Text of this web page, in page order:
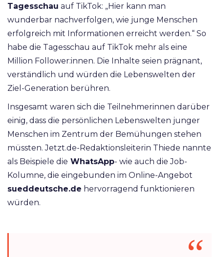
Tagesschau auf TikTok: „Hier kann man
wunderbar nachverfolgen, wie junge Menschen
erfolgreich mit Informationen erreicht werden.“ So
habe die Tagesschau auf TikTok mehr als eine
Million Follower:innen. Die Inhalte seien prägnant,
verständlich und würden die Lebenswelten der
Ziel-Generation berühren.
Insgesamt waren sich die Teilnehmerinnen darüber
einig, dass die persönlichen Lebenswelten junger
Menschen im Zentrum der Bemühungen stehen
müssten. Jetzt.de-Redaktionsleiterin Thiede nannte
als Beispiele die WhatsApp- wie auch die Job-
Kolumne, die eingebunden im Online-Angebot
sueddeutsche.de hervorragend funktionieren
würden.